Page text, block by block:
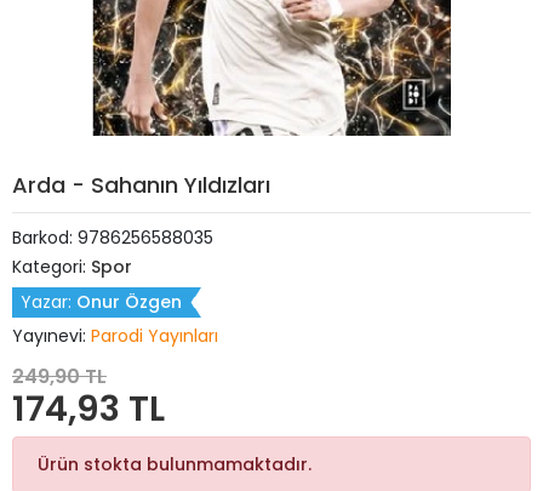
Arda - Sahanın Yıldızları
Barkod: 9786256588035
Kategori: Spor
Yazar: Onur Özgen
Yayınevi: Parodi Yayınları
249,90 TL
174,93 TL
Ürün stokta bulunmamaktadır.